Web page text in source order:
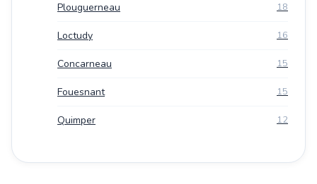
Plouguerneau 18
Loctudy 16
Concarneau 15
Fouesnant 15
Quimper 12